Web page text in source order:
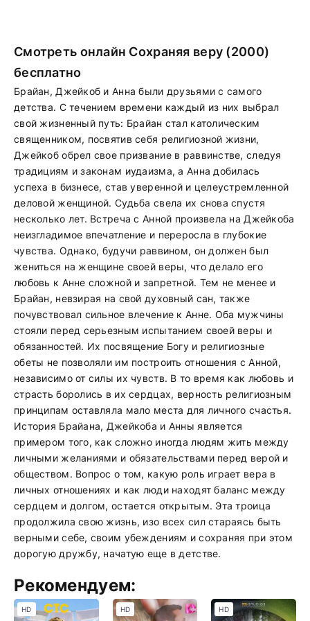
Смотреть онлайн Сохраняя веру (2000)
бесплатно
Брайан, Джейкоб и Анна были друзьями с самого
детства. С течением времени каждый из них выбрал
свой жизненный путь: Брайан стал католическим
священником, посвятив себя религиозной жизни,
Джейкоб обрел свое призвание в раввинстве, следуя
традициям и законам иудаизма, а Анна добилась
успеха в бизнесе, став уверенной и целеустремленной
деловой женщиной. Судьба свела их снова спустя
несколько лет. Встреча с Анной произвела на Джейкоба
неизгладимое впечатление и переросла в глубокие
чувства. Однако, будучи раввином, он должен был
жениться на женщине своей веры, что делало его
любовь к Анне сложной и запретной. Тем не менее и
Брайан, невзирая на свой духовный сан, также
почувствовал сильное влечение к Анне. Оба мужчины
стояли перед серьезным испытанием своей веры и
обязанностей. Их посвящение Богу и религиозные
обеты не позволяли им построить отношения с Анной,
независимо от силы их чувств. В то время как любовь и
страсть боролись в их сердцах, верность религиозным
принципам оставляла мало места для личного счастья.
История Брайана, Джейкоба и Анны является
примером того, как сложно иногда людям жить между
личными желаниями и обязательствами перед верой и
обществом. Вопрос о том, какую роль играет вера в
личных отношениях и как люди находят баланс между
сердцем и долгом, остается открытым. Эта троица
продолжила свою жизнь, изо всех сил стараясь быть
верными себе, своим убеждениям и сохраняя при этом
дорогую дружбу, начатую еще в детстве.
Рекомендуем:
HD HD HD